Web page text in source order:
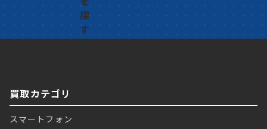
買取カテゴリ
スマートフォン